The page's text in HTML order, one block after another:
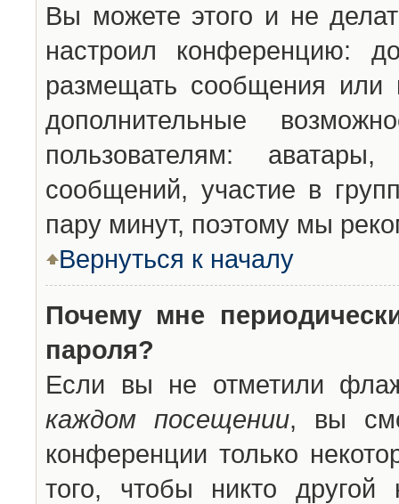
Вы можете этого и не
настроил конференцию:
размещать сообщения или
дополнительные
пользователям:
сообщений, участие в
пару минут, поэтому мы
Вернуться к началу
Почему мне
пароля?
Если вы не отметили
каждом посещении, вы
конференции только
того, чтобы никто другой